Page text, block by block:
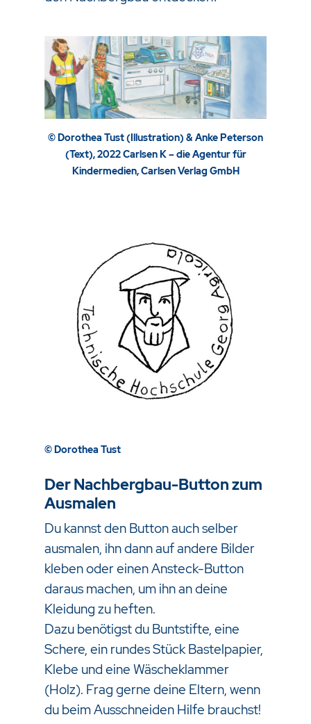
© Dorothea Tust (Illustration) & Anke Peterson
(Text), 2022 Carlsen K – die Agentur für
Kindermedien, Carlsen Verlag GmbH
© Dorothea Tust
Der Nachbergbau-Button zum
Ausmalen
Du kannst den Button auch selber
ausmalen, ihn dann auf andere Bilder
kleben oder einen Ansteck-Button
daraus machen, um ihn an deine
Kleidung zu heften.
Dazu benötigst du Buntstifte, eine
Schere, ein rundes Stück Bastelpapier,
Klebe und eine Wäscheklammer
(Holz). Frag gerne deine Eltern, wenn
du beim Ausschneiden Hilfe brauchst!